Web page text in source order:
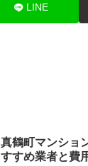
LINE
真鶴町マンショ
すすめ業者と費